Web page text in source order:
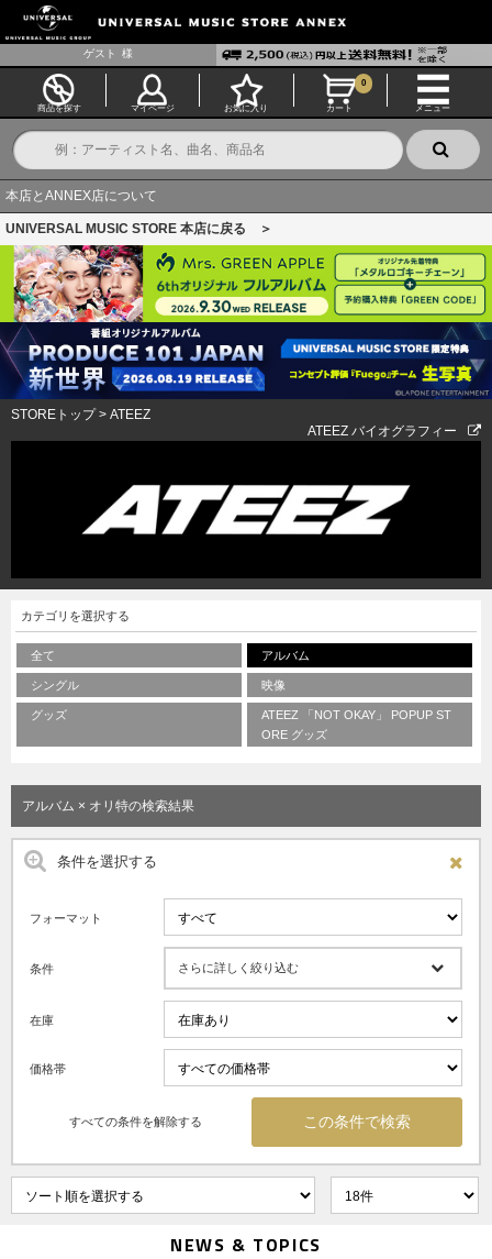
ゲスト 様
商品を探す マイページ お気に入り カート
0
メニュー
本店とANNEX店について
UNIVERSAL MUSIC STORE 本店に戻る ＞
STOREトップ> ATEEZ
ATEEZ バイオグラフィー
カテゴリを選択する
全て アルバム
シングル 映像
グッズ
ATEEZ 「NOT OKAY」 POPUP ST
ORE グッズ
アルバム × オリ特の検索結果
条件を選択する
フォーマット
条件 さらに詳しく絞り込む
在庫
価格帯
すべての条件を解除する
NEWS & TOPICS